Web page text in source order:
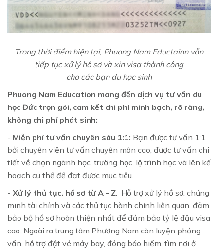
Trong thời điểm hiện tại, Phuong Nam Eductaion vẫn
tiếp tục xử lý hồ sơ và xin visa thành công
cho các bạn du học sinh
Phuong Nam Education mang đến dịch vụ tư vấn du
học Đức trọn gói, cam kết chi phí minh bạch, rõ ràng,
không chi phí phát sinh:
- Miễn phí tư vấn chuyên sâu 1:1: Bạn được tư vấn 1:1
bởi chuyên viên tư vấn chuyên môn cao, được tư vấn chi
tiết về chọn ngành học, trường học, lộ trình học và lên kế
hoạch cụ thể để đạt được mục tiêu.
- Xử lý thủ tục, hồ sơ từ A - Z: Hỗ trợ xử lý hồ sơ, chứng
minh tài chính và các thủ tục hành chính liên quan, đảm
bảo bộ hồ sơ hoàn thiện nhất để đảm bảo tỷ lệ đậu visa
cao. Ngoài ra trung tâm Phương Nam còn luyện phỏng
vấn, hỗ trợ đặt vé máy bay, đóng báo hiểm, tìm nơi ở